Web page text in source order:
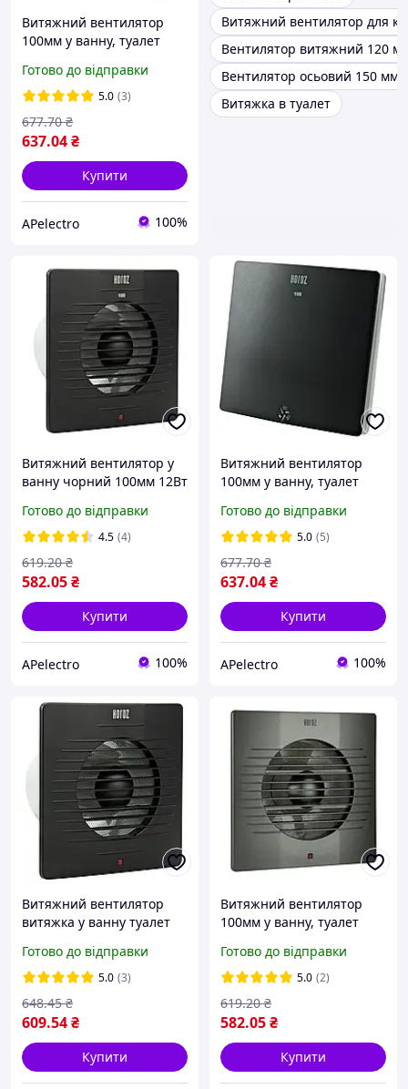
Витяжний вентилятор
100мм у ванну, туалет
Electric FELIX
Готово до відправки
5.0 (3)
637.04₴
677.70 ₴
Купити
APelectro 100%
Витяжний вентилятор для
Вентилятор витяжний 120
Вентилятор осьовий 150 мм
Витяжка в туалет
Витяжний вентилятор у
ванну чорний 100мм 12Вт
Готово до відправки
4.5 (4)
582.05₴
619.20 ₴
Купити
APelectro 100%
Витяжний вентилятор
100мм у ванну, туалет
Electric FELIX
Готово до відправки
5.0 (5)
637.04₴
677.70 ₴
Купити
APelectro 100%
Витяжний вентилятор
витяжка у ванну туалет
Horoz Electric
Готово до відправки
5.0 (3)
609.54₴
648.45 ₴
Купити
Витяжний вентилятор
100мм у ванну, туалет
Electric
Готово до відправки
5.0 (2)
582.05₴
619.20 ₴
Купити